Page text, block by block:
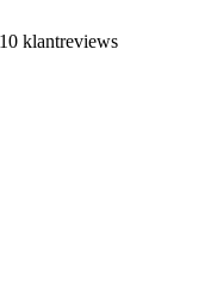
klantreviews